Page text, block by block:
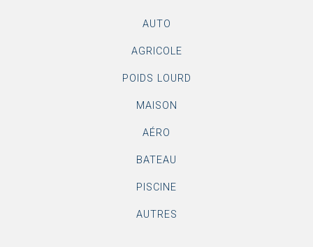
AUTO
AGRICOLE
POIDS LOURD
MAISON
AÉRO
BATEAU
PISCINE
AUTRES